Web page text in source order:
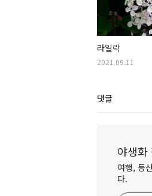
라일락
2021.09.11
댓글
야생화
여행, 등
다.